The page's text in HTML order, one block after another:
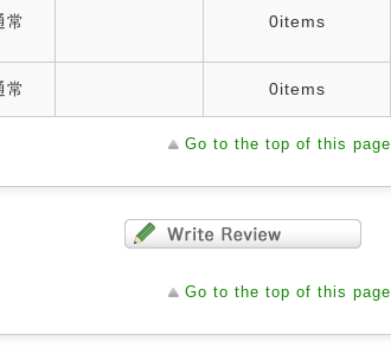
常 0items
常 0items
Go to the top of this page
Go to the top of this page